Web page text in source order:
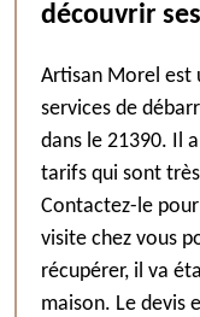
découvrir
Artisan Morel est
services de
dans le 21390. Il
tarifs qui sont
Contactez-le
visite chez vous
récupérer, il va
maison. Le devis